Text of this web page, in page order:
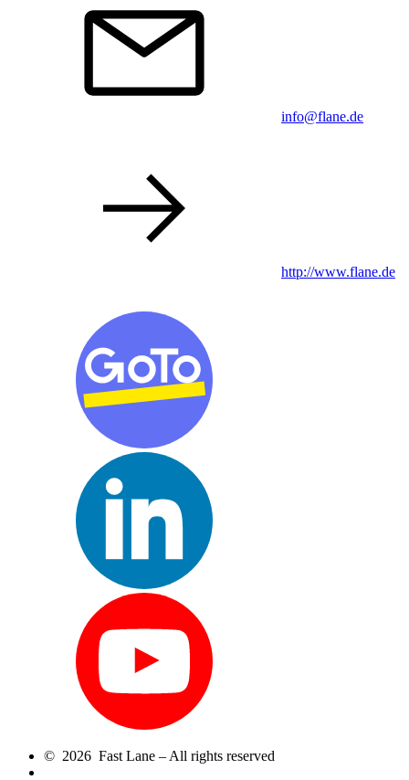
info@flane.de
http://www.flane.de
© 2026 Fast Lane – All rights reserved